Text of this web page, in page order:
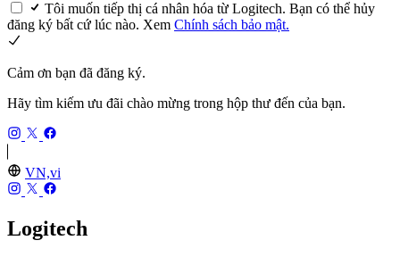
Tôi muốn tiếp thị cá nhân hóa từ Logitech. Bạn có thể hủy
đăng ký bất cứ lúc nào. Xem Chính sách bảo mật.
Cảm ơn bạn đã đăng ký.
Hãy tìm kiếm ưu đãi chào mừng trong hộp thư đến của bạn.
VN,vi
Logitech